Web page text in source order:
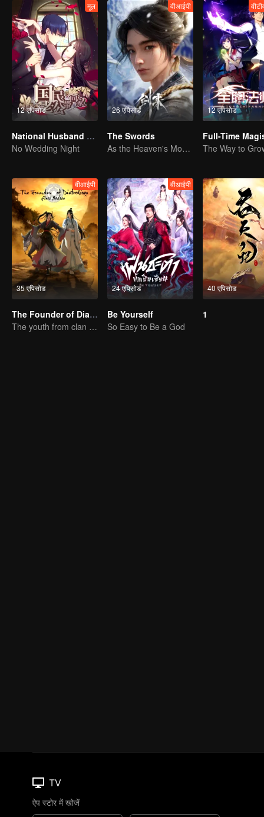
12 एपिसोड
मूल
National Husband Bring Home SS1
No Wedding Night
26 एपिसोड
वीआईपी
The Swords
As the Heaven's Movement Is Ever-Vigorous, So Must a Gentleman Ceaselessly Strive Along
12 एपिसोड
35 एपिसोड
वीआईपी
The Founder of Diabolism
The youth from clan of cultivators killed the devils for the others
24 एपिसोड
वीआईपी
Be Yourself
So Easy to Be a God
40 एपिसोड
1
TV
ऐप स्टोर में खोजें